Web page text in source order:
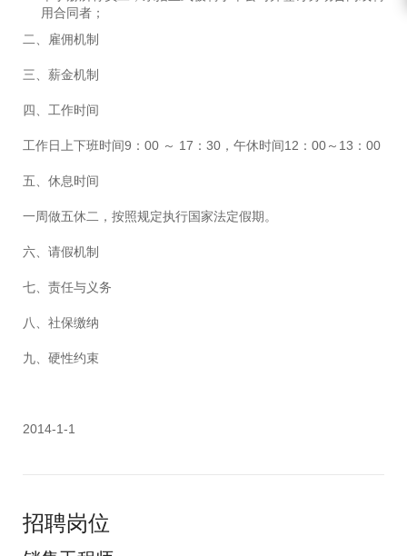
用合同者；
二、雇佣机制
三、薪金机制
四、工作时间
工作日上下班时间9：00 ～ 17：30，午休时间12：00～13：00
五、休息时间
一周做五休二，按照规定执行国家法定假期。
六、请假机制
七、责任与义务
八、社保缴纳
九、硬性约束
2014-1-1
招聘岗位